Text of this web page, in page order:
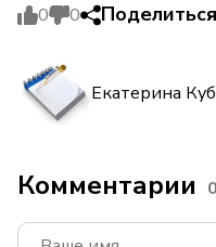
0 0 Поделиться
Екатерина
Комментарии 0